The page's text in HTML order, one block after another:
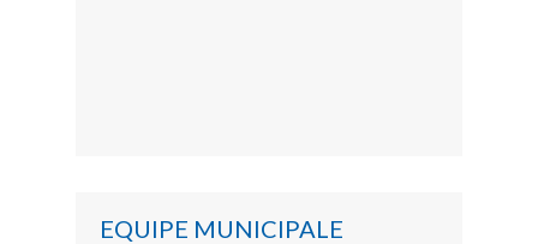
EQUIPE MUNICIPALE